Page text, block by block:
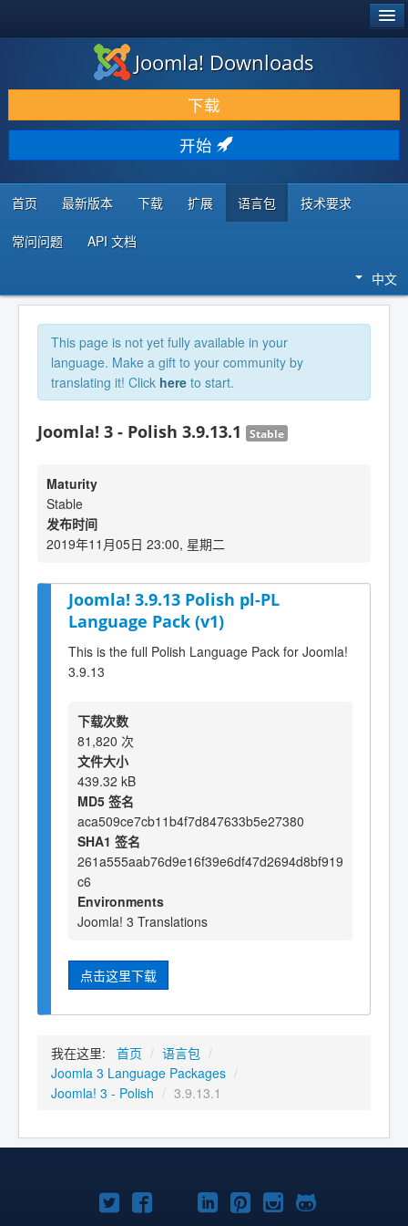
下载 & 扩展
发现 & 学习
社区 & 支持
开发者资源
Joomla! Downloads
下载
开始
首页 最新版本 下载 扩展 语言包 技术要求
常问问题 API 文档
中文
This page is not yet fully available in your
language. Make a gift to your community by
translating it! Click here to start.
Joomla! 3 - Polish 3.9.13.1 Stable
Maturity
Stable
发布时间
2019年11月05日 23:00, 星期二
Joomla! 3.9.13 Polish pl-PL
Language Pack (v1)
This is the full Polish Language Pack for Joomla!
3.9.13
下载次数
81,820 次
文件大小
439.32 kB
MD5 签名
aca509ce7cb11b4f7d847633b5e27380
SHA1 签名
261a555aab76d9e16f39e6df47d2694d8bf919
c6
Environments
Joomla! 3 Translations
点击这里下载
我在这里: 首页 / 语言包 /
Joomla 3 Language Packages /
Joomla! 3 - Polish / 3.9.13.1
TwitterFacebookYouTube
LinkedIn
Pinterest
Instagram
GitHub